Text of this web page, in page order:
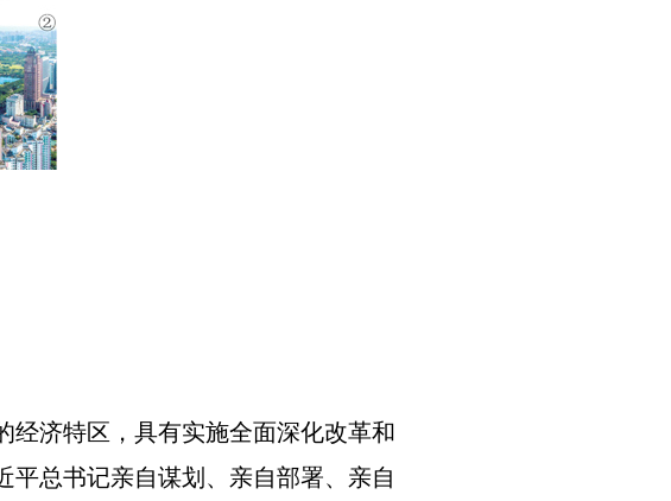
经济特区，具有实施全面深化改革和
总书记亲自谋划、亲自部署、亲自